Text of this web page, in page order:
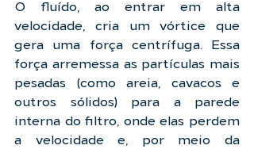
O fluído, ao entrar em alta
velocidade, cria um vórtice que
gera uma força centrífuga. Essa
força arremessa as partículas mais
pesadas (como areia, cavacos e
outros sólidos) para a parede
interna do filtro, onde elas perdem
a velocidade e, por meio da